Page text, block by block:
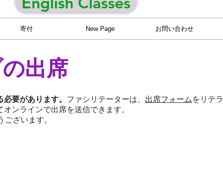
寄付 New Page お問い合わせ
出席
要があります。 ファシリテーターは、 出席フォーム をリテラ
ンラインで出席を送信できます。
ございます。